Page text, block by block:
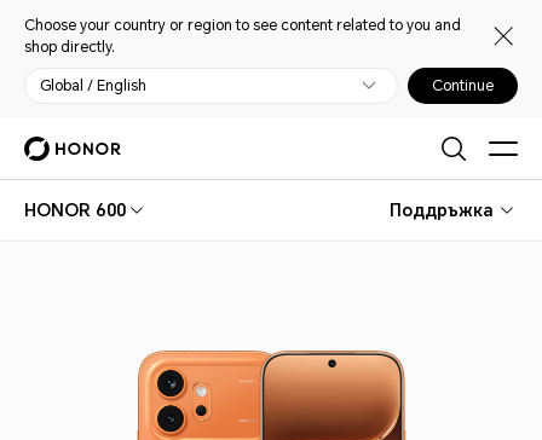
Choose your country or region to see content related to you and
shop directly.
Global / English Continue
HONOR 600 Поддръжка